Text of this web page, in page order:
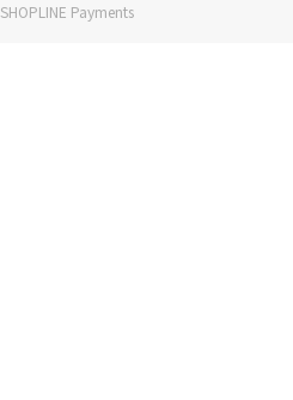
SHOPLINE Payments